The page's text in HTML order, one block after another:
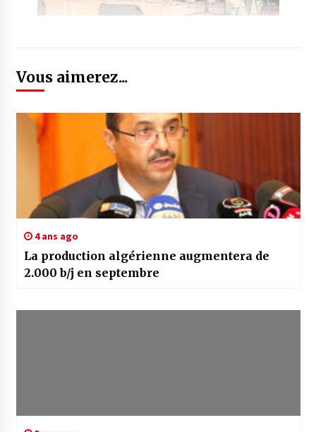
Vous aimerez...
4 ans ago
La production algérienne augmentera de
2.000 b/j en septembre